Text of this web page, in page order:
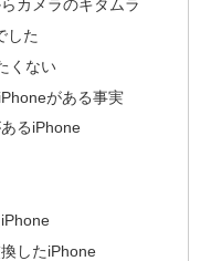
カメラのキタムラ
した
くない
がある事実
るiPhone
したiPhone